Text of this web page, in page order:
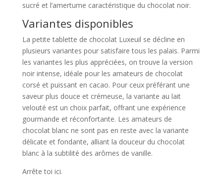
sucré et l’amertume caractéristique du chocolat noir.
Variantes disponibles
La petite tablette de chocolat Luxeuil se décline en
plusieurs variantes pour satisfaire tous les palais. Parmi
les variantes les plus appréciées, on trouve la version
noir intense, idéale pour les amateurs de chocolat
corsé et puissant en cacao. Pour ceux préférant une
saveur plus douce et crémeuse, la variante au lait
velouté est un choix parfait, offrant une expérience
gourmande et réconfortante. Les amateurs de
chocolat blanc ne sont pas en reste avec la variante
délicate et fondante, alliant la douceur du chocolat
blanc à la subtilité des arômes de vanille.
Arrête toi ici.